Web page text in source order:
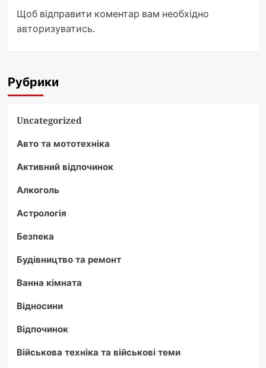
Щоб відправити коментар вам необхідно
авторизуватись.
Рубрики
Uncategorized
Авто та мототехніка
Активний відпочинок
Алкоголь
Астрологія
Безпека
Будівництво та ремонт
Ванна кімната
Відносини
Відпочинок
Військова техніка та військові теми